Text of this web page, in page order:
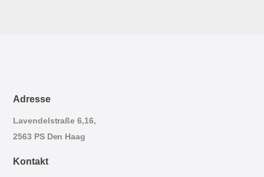
Adresse
Lavendelstraße 6,16,
2563 PS Den Haag
Kontakt